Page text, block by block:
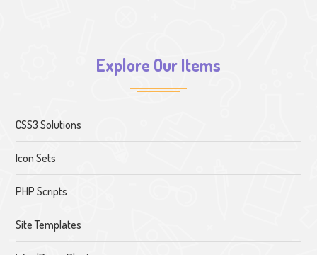
Explore Our Items
CSS3 Solutions
Icon Sets
PHP Scripts
Site Templates